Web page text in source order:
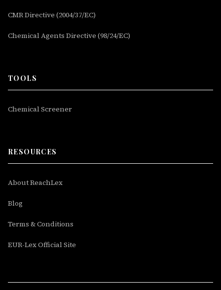
CMR Directive (2004/37/EC)
Chemical Agents Directive (98/24/EC)
TOOLS
Chemical Screener
RESOURCES
About ReachLex
Blog
Terms & Conditions
EUR-Lex Official Site